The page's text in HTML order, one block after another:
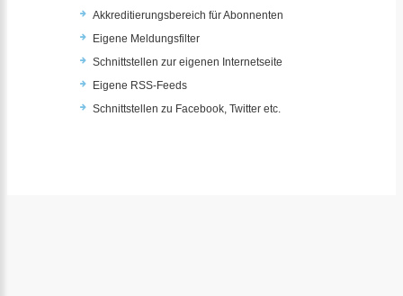
Akkreditierungsbereich für Abonnenten
Eigene Meldungsfilter
Schnittstellen zur eigenen Internetseite
Eigene RSS-Feeds
Schnittstellen zu Facebook, Twitter etc.